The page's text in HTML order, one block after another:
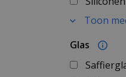
Toon
Glas